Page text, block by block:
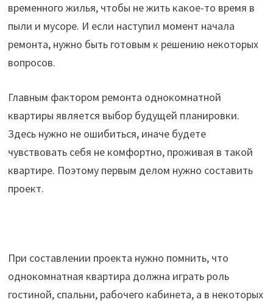
временного жилья, чтобы не жить какое-то время в
пыли и мусоре. И если наступил момент начала
ремонта, нужно быть готовым к решению некоторых
вопросов.
Главным фактором ремонта однокомнатной
квартиры является выбор будущей планировки.
Здесь нужно не ошибиться, иначе будете
чувствовать себя не комфортно, проживая в такой
квартире. Поэтому первым делом нужно составить
проект.
При составлении проекта нужно помнить, что
однокомнатная квартира должна играть роль
гостиной, спальни, рабочего кабинета, а в некоторых